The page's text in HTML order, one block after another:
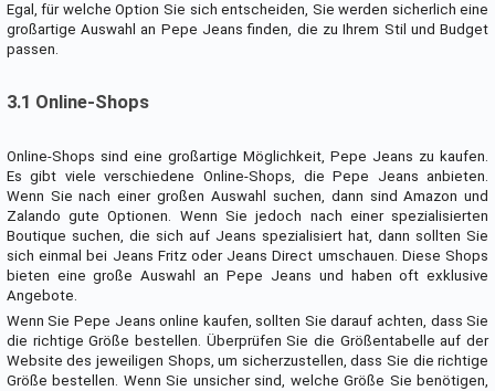
Egal, für welche Option Sie sich entscheiden, Sie werden sicherlich eine
großartige Auswahl an Pepe Jeans finden, die zu Ihrem Stil und Budget
passen.
3.1 Online-Shops
Online-Shops sind eine großartige Möglichkeit, Pepe Jeans zu kaufen.
Es gibt viele verschiedene Online-Shops, die Pepe Jeans anbieten.
Wenn Sie nach einer großen Auswahl suchen, dann sind Amazon und
Zalando gute Optionen. Wenn Sie jedoch nach einer spezialisierten
Boutique suchen, die sich auf Jeans spezialisiert hat, dann sollten Sie
sich einmal bei Jeans Fritz oder Jeans Direct umschauen. Diese Shops
bieten eine große Auswahl an Pepe Jeans und haben oft exklusive
Angebote.
Wenn Sie Pepe Jeans online kaufen, sollten Sie darauf achten, dass Sie
die richtige Größe bestellen. Überprüfen Sie die Größentabelle auf der
Website des jeweiligen Shops, um sicherzustellen, dass Sie die richtige
Größe bestellen. Wenn Sie unsicher sind, welche Größe Sie benötigen,